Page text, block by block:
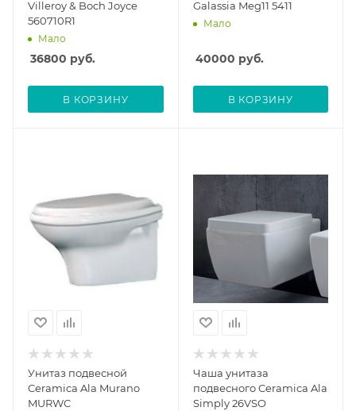
Villeroy & Boch Joyce
560710R1
Мало
36800 руб.
В КОРЗИНУ
Galassia Meg11 5411
Мало
40000 руб.
В КОРЗИНУ
Унитаз подвесной
Ceramica Ala Murano
MURWC
Чаша унитаза
подвесного Ceramica Ala
Simply 26VSO